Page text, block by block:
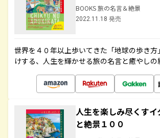
BOOKS 旅の名言＆絶景
2022.11.18 発売
世界を４０年以上歩いてきた「地球の歩き
けする、人生を輝かせる旅の名言と癒やしの
人生を楽しみ尽くす
と絶景１００